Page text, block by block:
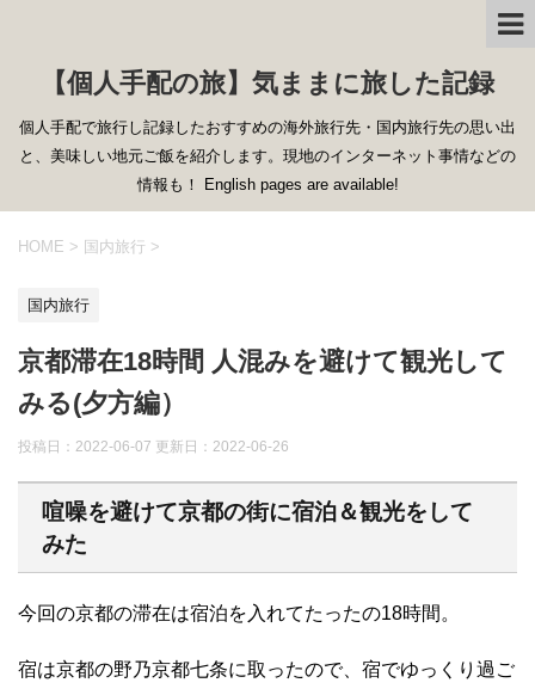
【個人手配の旅】気ままに旅した記録
個人手配で旅行し記録したおすすめの海外旅行先・国内旅行先の思い出
と、美味しい地元ご飯を紹介します。現地のインターネット事情などの
情報も！ English pages are available!
HOME > 国内旅行 >
国内旅行
京都滞在18時間 人混みを避けて観光して
みる(夕方編）
投稿日：2022-06-07 更新日： 2022-06-26
喧噪を避けて京都の街に宿泊＆観光をして
みた
今回の京都の滞在は宿泊を入れてたったの18時間。
宿は京都の野乃京都七条に取ったので、宿でゆっくり過ご